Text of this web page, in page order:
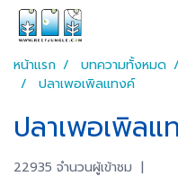
หน้าแรก บทความทั้งหมด
ปลาเพอเพิลแทงค์
ปลาเพอเพิลแ
22935 จำนวนผู้เข้าชม |